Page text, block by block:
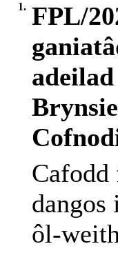
1. FPL/
Cafodd
dangos
ôl-